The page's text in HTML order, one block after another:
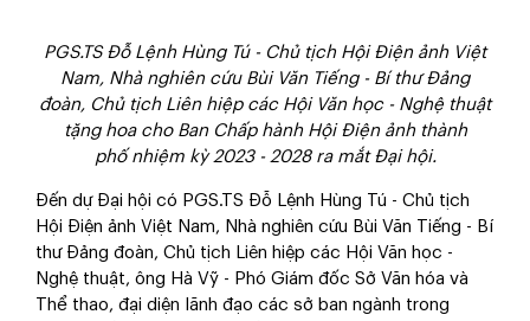
PGS.TS Đỗ Lệnh Hùng Tú - Chủ tịch Hội Điện ảnh Việt
Nam, Nhà nghiên cứu Bùi Văn Tiếng - Bí thư Đảng
đoàn, Chủ tịch Liên hiệp các Hội Văn học - Nghệ thuật
tặng hoa cho Ban Chấp hành Hội Điện ảnh thành
phố nhiệm kỳ 2023 - 2028 ra mắt Đại hội.
Đến dự Đại hội có PGS.TS Đỗ Lệnh Hùng Tú - Chủ tịch
Hội Điện ảnh Việt Nam, Nhà nghiên cứu Bùi Văn Tiếng - Bí
thư Đảng đoàn, Chủ tịch Liên hiệp các Hội Văn học -
Nghệ thuật, ông Hà Vỹ - Phó Giám đốc Sở Văn hóa và
Thể thao, đại diện lãnh đạo các sở ban ngành trong